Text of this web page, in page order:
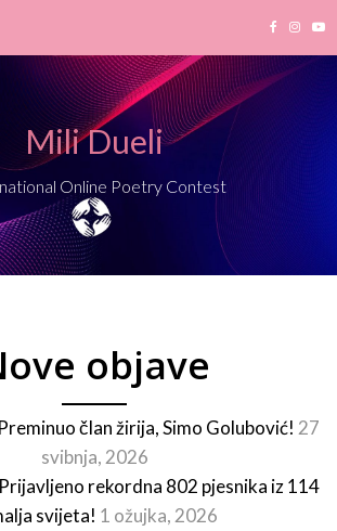
Mili Dueli
Online Poetry Contest
objave
član žirija, Simo Golubović! 27
svibnja, 2026
rekordna 802 pjesnika iz 114
svijeta! 1 ožujka, 2026